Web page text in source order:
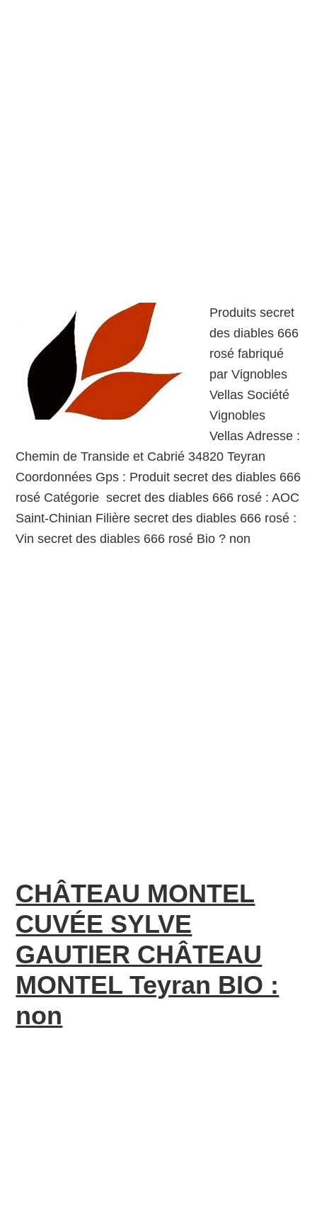
Produits secret
des diables 666
rosé fabriqué
par Vignobles
Vellas Société
Vignobles
Vellas Adresse :
Chemin de Transide et Cabrié 34820 Teyran
Coordonnées Gps : Produit secret des diables 666
rosé Catégorie secret des diables 666 rosé : AOC
Saint-Chinian Filière secret des diables 666 rosé :
Vin secret des diables 666 rosé Bio ? non
CHÂTEAU MONTEL
CUVÉE SYLVE
GAUTIER CHÂTEAU
MONTEL Teyran BIO :
non